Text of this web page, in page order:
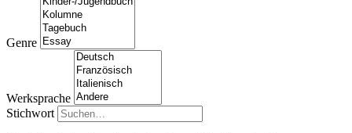
Genre
Werksprache
Stichwort